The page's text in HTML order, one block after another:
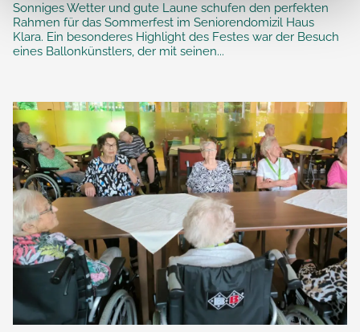
Sonniges Wetter und gute Laune schufen den perfekten
Rahmen für das Sommerfest im Seniorendomizil Haus
Klara. Ein besonderes Highlight des Festes war der Besuch
eines Ballonkünstlers, der mit seinen...